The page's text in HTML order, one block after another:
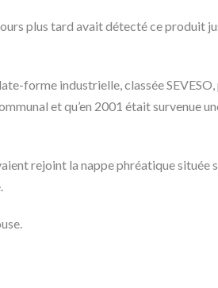
plus tard avait détecté ce produit
forme industrielle, classée
et qu’en 2001 était survenue
rejoint la nappe phréatique située